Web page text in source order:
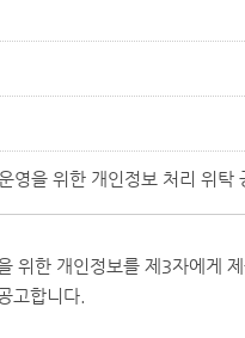
영을 위한 개인정보 처리 위탁
위한 개인정보를 제3자에게
고합니다.